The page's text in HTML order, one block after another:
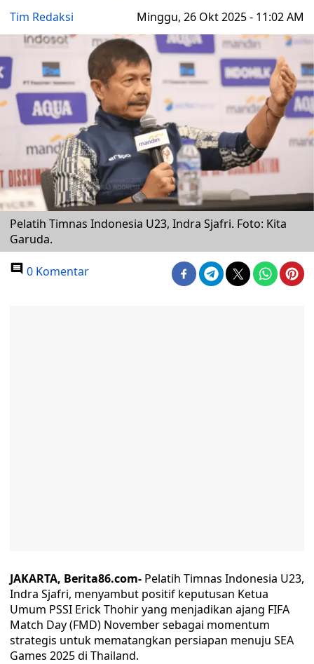
Tim Redaksi Minggu, 26 Okt 2025 - 11:02 AM
Pelatih Timnas Indonesia U23, Indra Sjafri. Foto: Kita
Garuda.
0 Komentar
JAKARTA, Berita86.com- Pelatih Timnas Indonesia U23,
Indra Sjafri, menyambut positif keputusan Ketua
Umum PSSI Erick Thohir yang menjadikan ajang FIFA
Match Day (FMD) November sebagai momentum
strategis untuk mematangkan persiapan menuju SEA
Games 2025 di Thailand.